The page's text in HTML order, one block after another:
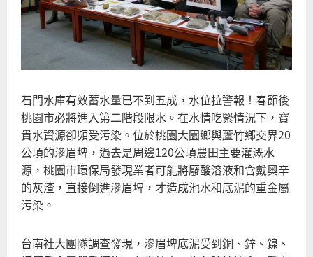
石門水庫有效蓄水量已不到五成，水位拉警報！春節後
桃園市必將進入第二階段限水。在水情吃緊情況下，寶
貴水資源卻頻受污染。位於桃園大園鄉與蘆竹鄉交界20
公頃的滲眉埤，過去是周邊120公頃農田主要灌溉水
源，桃園市環保局發現業者可能將廢酸溶液和含戴奧辛
的灰渣，直接倒進滲眉埤，才造成池水和底泥的重金屬
污染。
台南社大團隊調查發現，滲眉埤底泥受到銅、鋅、鎳、